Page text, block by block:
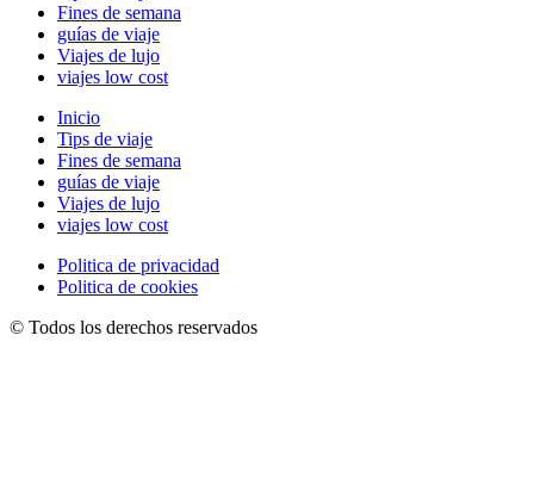
Fines de semana
guías de viaje
Viajes de lujo
viajes low cost
Inicio
Tips de viaje
Fines de semana
guías de viaje
Viajes de lujo
viajes low cost
Politica de privacidad
Politica de cookies
© Todos los derechos reservados